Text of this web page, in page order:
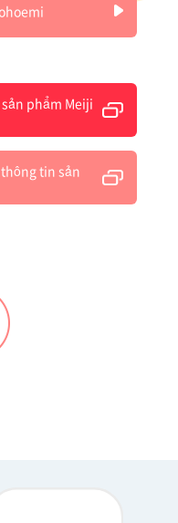
phẩm Meiji
tin sản